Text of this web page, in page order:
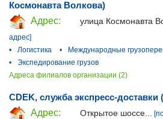
Космонавта Волкова)
Адрес:
улица Космонавта
адрес]
•
Логистика •
Международные
•
Экспедирование грузов
Адреса филиалов организации (2)
CDEK, служба экспресс-
Адрес:
Открытое шоссе...